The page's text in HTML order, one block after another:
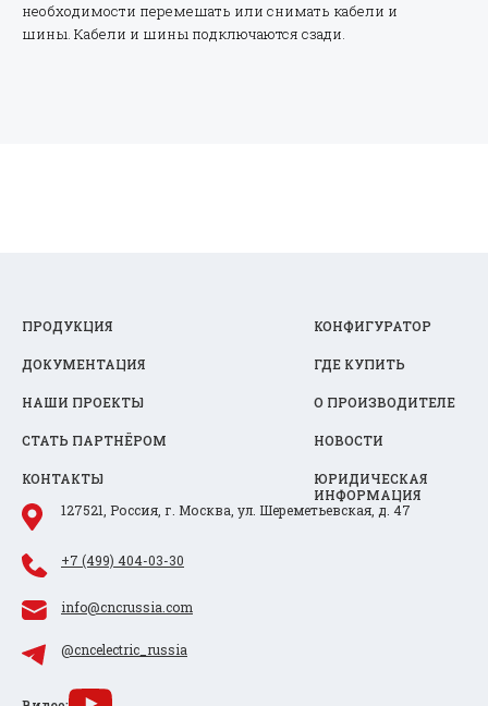
необходимости перемешать или снимать кабели и
шины. Кабели и шины подключаются сзади.
ПРОДУКЦИЯ КОНФИГУРАТОР
ДОКУМЕНТАЦИЯ ГДЕ КУПИТЬ
НАШИ ПРОЕКТЫ О ПРОИЗВОДИТЕЛЕ
СТАТЬ ПАРТНЁРОМ НОВОСТИ
КОНТАКТЫ
ЮРИДИЧЕСКАЯ
ИНФОРМАЦИЯ
127521, Россия, г. Москва, ул. Шереметьевская, д. 47
+7 (499) 404-03-30
info@cncrussia.com
@cncelectric_russia